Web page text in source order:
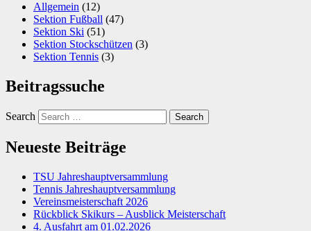
Allgemein (12)
Sektion Fußball (47)
Sektion Ski (51)
Sektion Stockschützen (3)
Sektion Tennis (3)
Beitragssuche
Search
Neueste Beiträge
TSU Jahreshauptversammlung
Tennis Jahreshauptversammlung
Vereinsmeisterschaft 2026
Rückblick Skikurs – Ausblick Meisterschaft
4. Ausfahrt am 01.02.2026